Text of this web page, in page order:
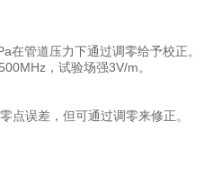
在管道压力下通过调零给予校正。
，试验场强3V/m。
点误差，但可通过调零来修正。